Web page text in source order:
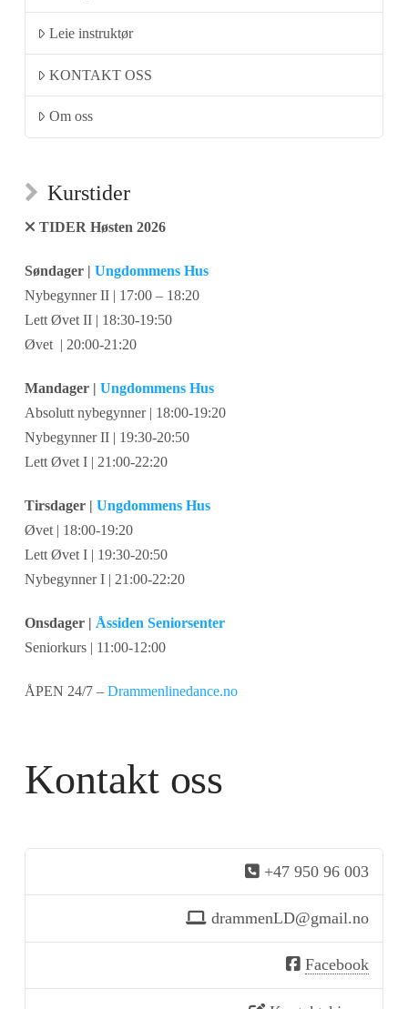
Leie instruktør
KONTAKT OSS
Om oss
Kurstider
TIDER Høsten 2026
Søndager | Ungdommens Hus
Nybegynner II | 17:00 – 18:20
Lett Øvet II | 18:30-19:50
Øvet | 20:00-21:20
Mandager | Ungdommens Hus
Absolutt nybegynner | 18:00-19:20
Nybegynner II | 19:30-20:50
Lett Øvet I | 21:00-22:20
Tirsdager | Ungdommens Hus
Øvet | 18:00-19:20
Lett Øvet I | 19:30-20:50
Nybegynner I | 21:00-22:20
Onsdager | Åssiden Seniorsenter
Seniorkurs | 11:00-12:00
ÅPEN 24/7 – Drammenlinedance.no
Kontakt oss
+47 950 96 003
drammenLD@gmail.no
Facebook